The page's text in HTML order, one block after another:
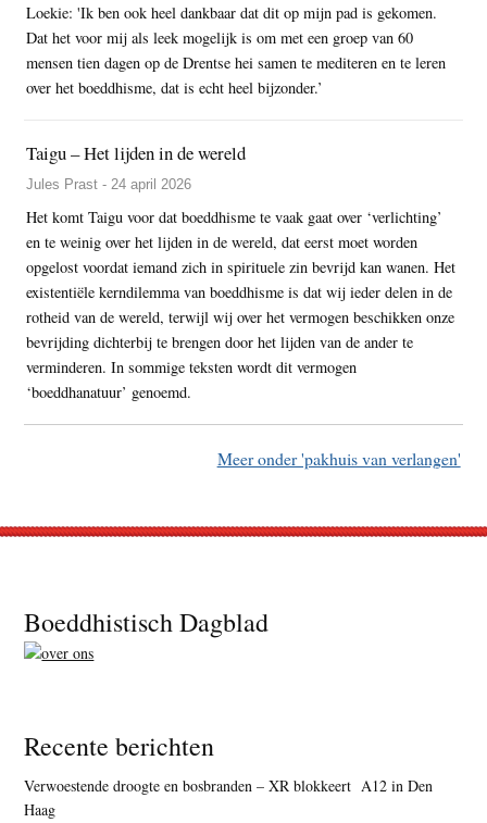
Loekie: 'Ik ben ook heel dankbaar dat dit op mijn pad is gekomen.
Dat het voor mij als leek mogelijk is om met een groep van 60
mensen tien dagen op de Drentse hei samen te mediteren en te leren
over het boeddhisme, dat is echt heel bijzonder.’
Taigu – Het lijden in de wereld
Jules Prast - 24 april 2026
Het komt Taigu voor dat boeddhisme te vaak gaat over ‘verlichting’
en te weinig over het lijden in de wereld, dat eerst moet worden
opgelost voordat iemand zich in spirituele zin bevrijd kan wanen. Het
existentiële kerndilemma van boeddhisme is dat wij ieder delen in de
rotheid van de wereld, terwijl wij over het vermogen beschikken onze
bevrijding dichterbij te brengen door het lijden van de ander te
verminderen. In sommige teksten wordt dit vermogen
‘boeddhanatuur’ genoemd.
Meer onder 'pakhuis van verlangen'
Footer
Boeddhistisch Dagblad
Recente berichten
Verwoestende droogte en bosbranden – XR blokkeert A12 in Den
Haag